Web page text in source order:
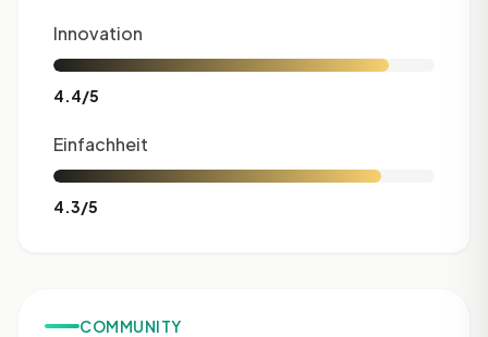
Innovation
4.4/5
Einfachheit
4.3/5
COMMUNITY